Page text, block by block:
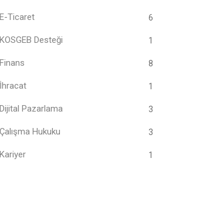
E-Ticaret 6
KOSGEB Desteği 1
Finans 8
İhracat 1
Dijital Pazarlama 3
Çalışma Hukuku 3
Kariyer 1